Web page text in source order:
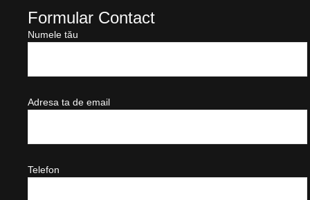
Formular Contact
Numele tău
Adresa ta de email
Telefon